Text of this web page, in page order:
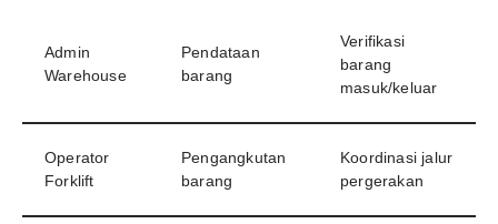
Admin
Warehouse
Pendataan
barang
Verifikasi
barang
masuk/keluar
Operator
Forklift
Pengangkutan
barang
Koordinasi jalur
pergerakan